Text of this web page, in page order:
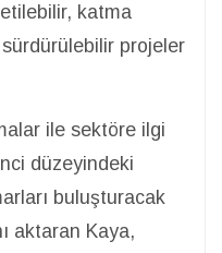
katma
projeler
ile sektöre ilgi
düzeyindeki
buluşturacak
aktaran Kaya,